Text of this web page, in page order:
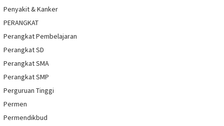
Penyakit & Kanker
PERANGKAT
Perangkat Pembelajaran
Perangkat SD
Perangkat SMA
Perangkat SMP
Perguruan Tinggi
Permen
Permendikbud